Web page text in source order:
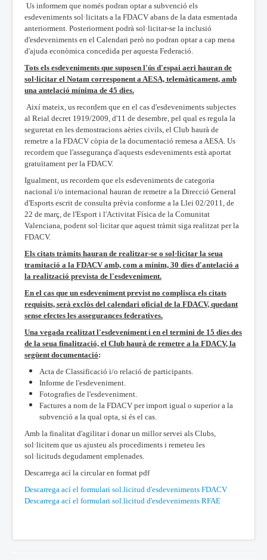
Us informem que només podran optar a subvenció els
esdeveniments sol·licitats a la FDACV abans de la data esmentada
anteriorment. Posteriorment podrà sol·licitar-se la inclusió
d'esdeveniments en el Calendari però no podran optar a cap mena
d'ajuda econòmica concedida per aquesta Federació.
Tots els esdeveniments que suposen l'ús d'espai aeri hauran de
sol·licitar el Notam corresponent a AESA, telemàticament, amb
una antelació mínima de 45 dies.
Així mateix, us recordem que en el cas d'esdeveniments subjectes
al Reial decret 1919/2009, d'11 de desembre, pel qual es regula la
seguretat en les demostracions aèries civils, el Club haurà de
remetre a la FDACV còpia de la documentació remesa a AESA. Us
recordem que l'assegurança d'aquests esdeveniments està aportat
gratuïtament per la FDACV.
Igualment, us recordem que els esdeveniments de categoria
nacional i/o internacional hauran de remetre a la Direcció General
d'Esports escrit de consulta prèvia conforme a la Llei 02/2011, de
22 de març, de l'Esport i l'Activitat Física de la Comunitat
Valenciana, podent sol·licitar que aquest tràmit siga realitzat per la
FDACV.
Els citats tràmits hauran de realitzar-se o sol·licitar la seua
tramitació a la FDACV amb, com a mínim, 30 dies d'antelació a
la realització prevista de l'esdeveniment.
En el cas que un esdeveniment previst no complisca els citats
requisits, serà exclòs del calendari oficial de la FDACV, quedant
sense efectes les assegurances federatives.
Una vegada realitzat l'esdeveniment i en el termini de 15 dies des
de la seua finalització, el Club haurà de remetre a la FDACV, la
següent documentació:
Acta de Classificació i/o relació de participants.
Informe de l'esdeveniment.
Fotografies de l'esdeveniment.
Factures a nom de la FDACV per import igual o superior a la
subvenció a la qual opta, si és el cas.
Amb la finalitat d'agilitar i donar un millor servei als Clubs,
sol·licitem que us ajusteu als procediments i remeteu les
sol·licituds degudament emplenades.
Descarrega ací la circular en format pdf
Descarrega ací el formulari sol.licitud d'esdeveniments FDACV
Descarrega ací el formulari sol.licitud d'esdeveniments RFAE